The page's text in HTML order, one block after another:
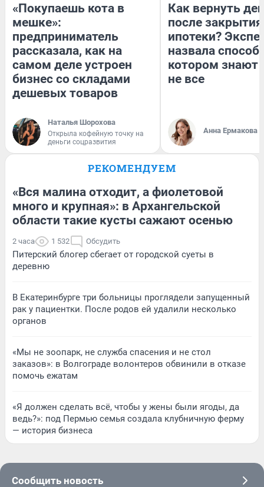
«Покупаешь кота в
мешке»:
предприниматель
рассказала, как на
самом деле устроен
бизнес со складами
дешевых товаров
Наталья Шорохова
Открыла кофейную точку на
деньги соцразвития
Как вернуть
после закрытия
ипотеки?
назвала
котором знают
не все
Анна Ермакова
РЕКОМЕНДУЕМ
«Вся малина отходит, а фиолетовой
много и крупная»: в Архангельской
области такие кусты сажают осенью
2 часа 1 532 Обсудить
Питерский блогер сбегает от городской суеты в
деревню
В Екатеринбурге три больницы проглядели запущенный
рак у пациентки. После родов ей удалили несколько
органов
«Мы не зоопарк, не служба спасения и не стол
заказов»: в Волгограде волонтеров обвинили в отказе
помочь ежатам
«Я должен сделать всё, чтобы у жены были ягоды, да
ведь?»: под Пермью семья создала клубничную ферму
— история бизнеса
Сообщить новость